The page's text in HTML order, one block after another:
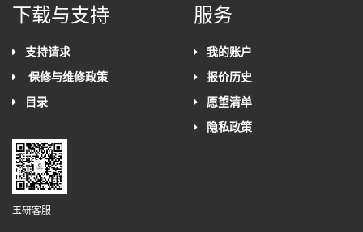
下载与支持
支持请求
保修与维修政策
目录
玉研客服
服务
我的账户
报价历史
愿望清单
隐私政策